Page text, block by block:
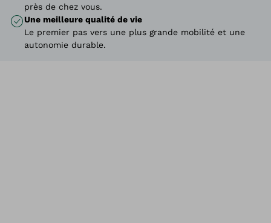
près de chez vous.
Une meilleure qualité de vie
Le premier pas vers une plus grande mobilité et une
autonomie durable.